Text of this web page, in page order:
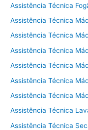
Assistência Técnica
Assistência Técnica
Assistência Técnica
Assistência Técnica
Assistência Técnica
Assistência Técnica
Assistência Técnica
Assistência Técnica
Assistência Técnica